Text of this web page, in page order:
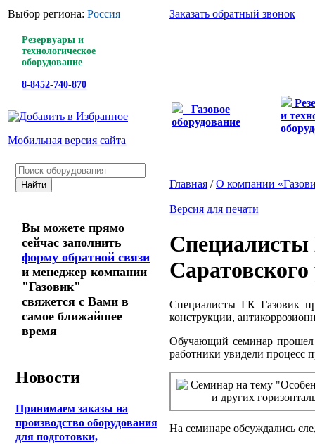
Выбор региона: Россия
Резервуары и
технологическое
оборудование
8-8452-740-870
Мобильная версия сайта
Заказать обратный звонок
Газовое
оборудование
и
Вы можете прямо
сейчас заполнить
форму обратной связи
и менеджер компании
"Газовик"
свяжется с Вами в
самое ближайшее
время
Новости
Принимаем заказы на
производство оборудования
для подготовки,
Главная /О компании
Версия для печати
Специалисты
Саратовского
Специалисты ГК Газовик
конструкции,
Обучающий семинар прошел
работники увидели процесс
На семинаре обсуждались